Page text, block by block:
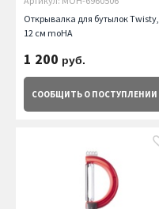
Открывалка для бутылок Twisty,
12 см moHA
1 200 руб.
СООБЩИТЬ О ПОСТУПЛЕНИИ